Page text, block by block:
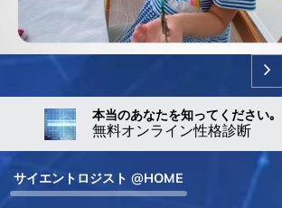
Video
本当のあなたを知ってください｡
無料オンライン性格診断
サイエントロジスト @HOME